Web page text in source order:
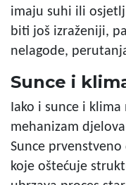
imaju suhi ili
biti još izraženiji,
nelagode,
Sunce i
Iako i sunce i
mehanizam
Sunce
koje oštećuje